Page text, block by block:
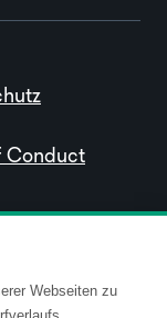
Webseiten zu
Conduct